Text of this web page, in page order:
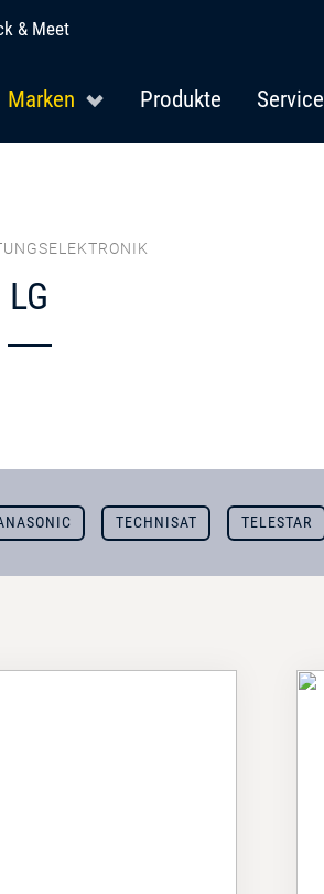
& Meet
Marken Produkte Service
LG
TECHNISAT TELESTAR